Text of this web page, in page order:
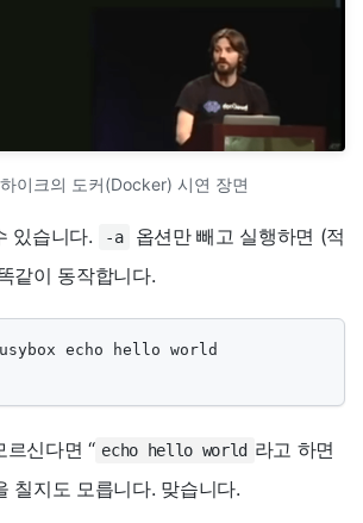
이크의 도커(Docker) 시연 장면
있습니다. -a
옵션만 빼고 실행하면 (적
같이 동작합니다.
echo hello world
르신다면 “ echo hello world 라고 하면
칠지도 모릅니다. 맞습니다.